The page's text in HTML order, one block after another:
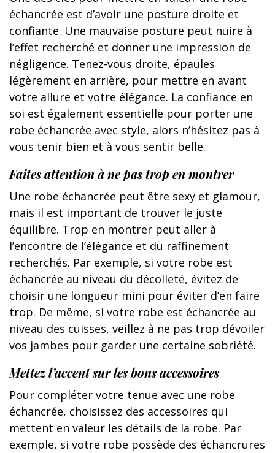
échancrée est d’avoir une posture droite et
confiante. Une mauvaise posture peut nuire à
l’effet recherché et donner une impression de
négligence. Tenez-vous droite, épaules
légèrement en arrière, pour mettre en avant
votre allure et votre élégance. La confiance en
soi est également essentielle pour porter une
robe échancrée avec style, alors n’hésitez pas à
vous tenir bien et à vous sentir belle.
Faites attention à ne pas trop en montrer
Une robe échancrée peut être sexy et glamour,
mais il est important de trouver le juste
équilibre. Trop en montrer peut aller à
l’encontre de l’élégance et du raffinement
recherchés. Par exemple, si votre robe est
échancrée au niveau du décolleté, évitez de
choisir une longueur mini pour éviter d’en faire
trop. De même, si votre robe est échancrée au
niveau des cuisses, veillez à ne pas trop dévoiler
vos jambes pour garder une certaine sobriété.
Mettez l’accent sur les bons accessoires
Pour compléter votre tenue avec une robe
échancrée, choisissez des accessoires qui
mettent en valeur les détails de la robe. Par
exemple, si votre robe possède des échancrures